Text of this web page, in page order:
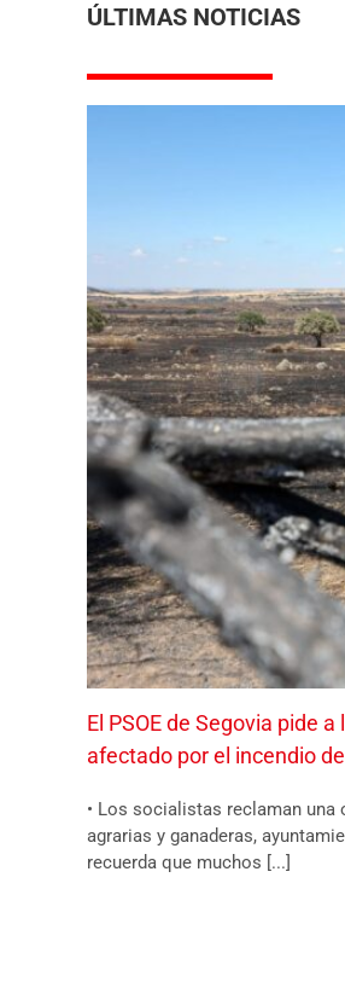
ÚLTIMAS NOTICIAS
El PSOE de Segovia pide
afectado por el incendio
• Los socialistas reclaman
agrarias y ganaderas,
recuerda que muchos [...]